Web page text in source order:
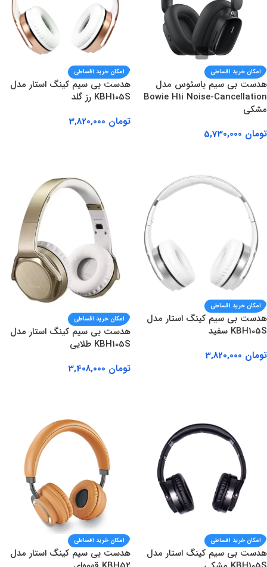
امکان خرید اقساطی
هدست بی سیم باسئوس مدل
Bowie H1i Noise-Cancellation
مشکی
تومان
امکان خرید اقساطی
هدست بی سیم کینگ استار مدل
KBH105S رز گلد
تومان
امکان خرید اقساطی
هدست بی سیم کینگ استار مدل
KBH105S سفید
تومان
امکان خرید اقساطی
هدست بی سیم کینگ استار مدل
KBH105S طلایی
تومان
امکان خرید اقساطی
هدست بی سیم کینگ استار مدل
امکان خرید اقساطی
هدست بی سیم کینگ استار مدل